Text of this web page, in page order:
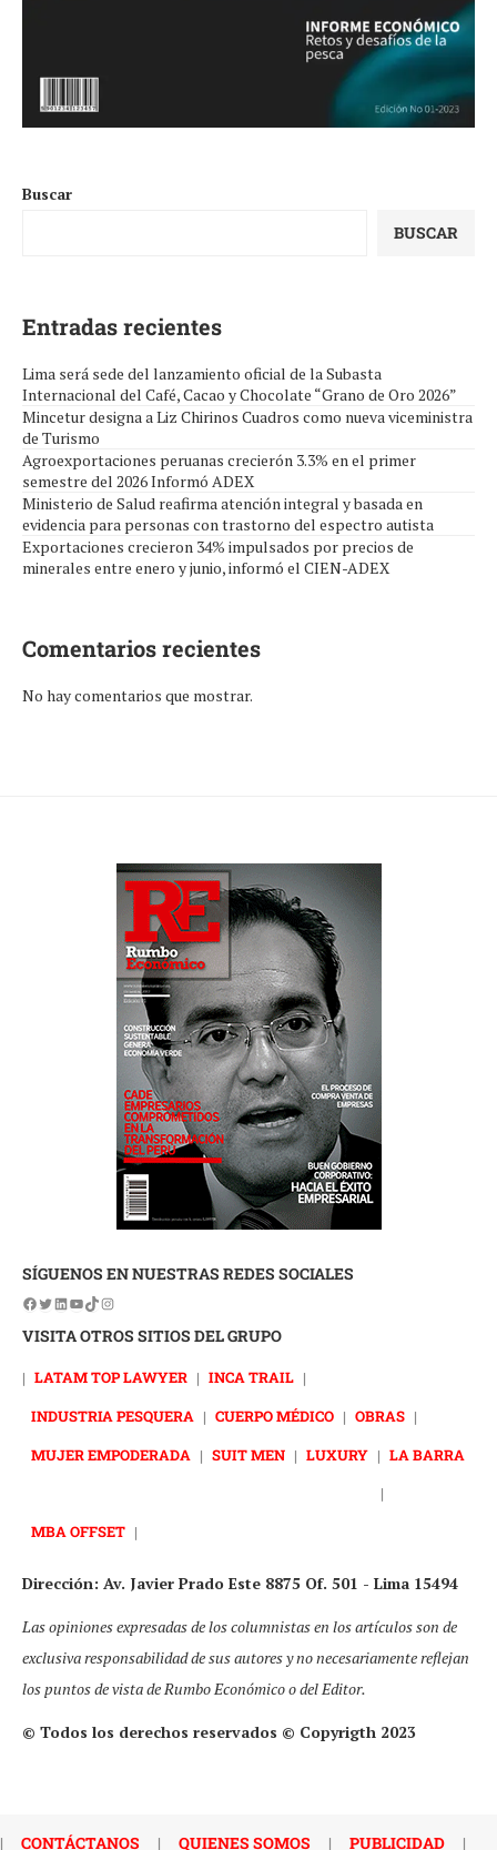
Buscar
BUSCAR
Entradas recientes
Lima será sede del lanzamiento oficial de la Subasta
Internacional del Café, Cacao y Chocolate “Grano de Oro 2026”
Mincetur designa a Liz Chirinos Cuadros como nueva viceministra
de Turismo
Agroexportaciones peruanas crecierón 3.3% en el primer
semestre del 2026 Informó ADEX
Ministerio de Salud reafirma atención integral y basada en
evidencia para personas con trastorno del espectro autista
Exportaciones crecieron 34% impulsados por precios de
minerales entre enero y junio, informó el CIEN-ADEX
Comentarios recientes
No hay comentarios que mostrar.
SÍGUENOS EN NUESTRAS REDES SOCIALES
VISITA OTROS SITIOS DEL GRUPO
| LATAM TOP LAWYER | INCA TRAIL |
INDUSTRIA PESQUERA | CUERPO MÉDICO | OBRAS |
MUJER EMPODERADA | SUIT MEN | LUXURY | LA BARRA
|
MBA OFFSET |
Dirección: Av. Javier Prado Este 8875 Of. 501 - Lima 15494
Las opiniones expresadas de los columnistas en los artículos son de
exclusiva responsabilidad de sus autores y no necesariamente reflejan
los puntos de vista de Rumbo Económico o del Editor.
© Todos los derechos reservados © Copyrigth 2023
| CONTÁCTANOS | QUIENES SOMOS | PUBLICIDAD |